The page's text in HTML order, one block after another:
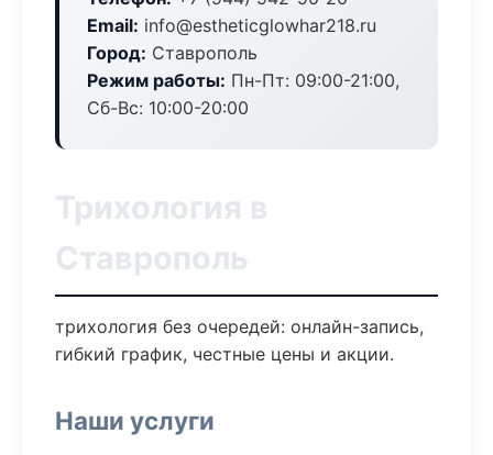
Email: info@estheticglowhar218.ru
Город: Ставрополь
Режим работы: Пн-Пт: 09:00-21:00,
Сб-Вс: 10:00-20:00
Трихология в
Ставрополь
трихология без очередей: онлайн-запись,
гибкий график, честные цены и акции.
Наши услуги